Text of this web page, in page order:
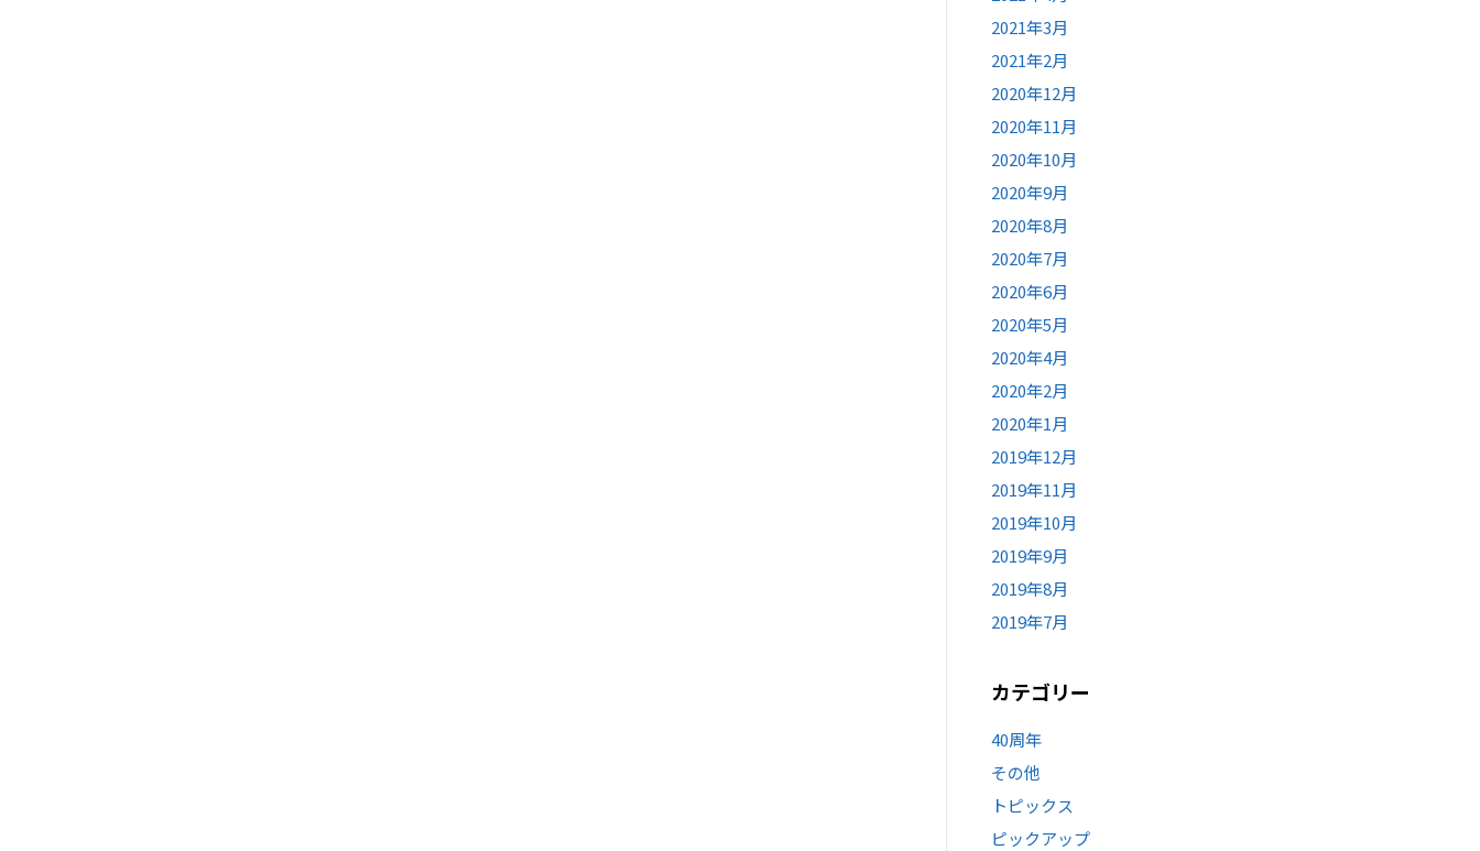
2021年3月
2021年2月
2020年12月
2020年11月
2020年10月
2020年9月
2020年8月
2020年7月
2020年6月
2020年5月
2020年4月
2020年2月
2020年1月
2019年12月
2019年11月
2019年10月
2019年9月
2019年8月
2019年7月
カテゴリー
40周年
その他
トピックス
ピックアップ